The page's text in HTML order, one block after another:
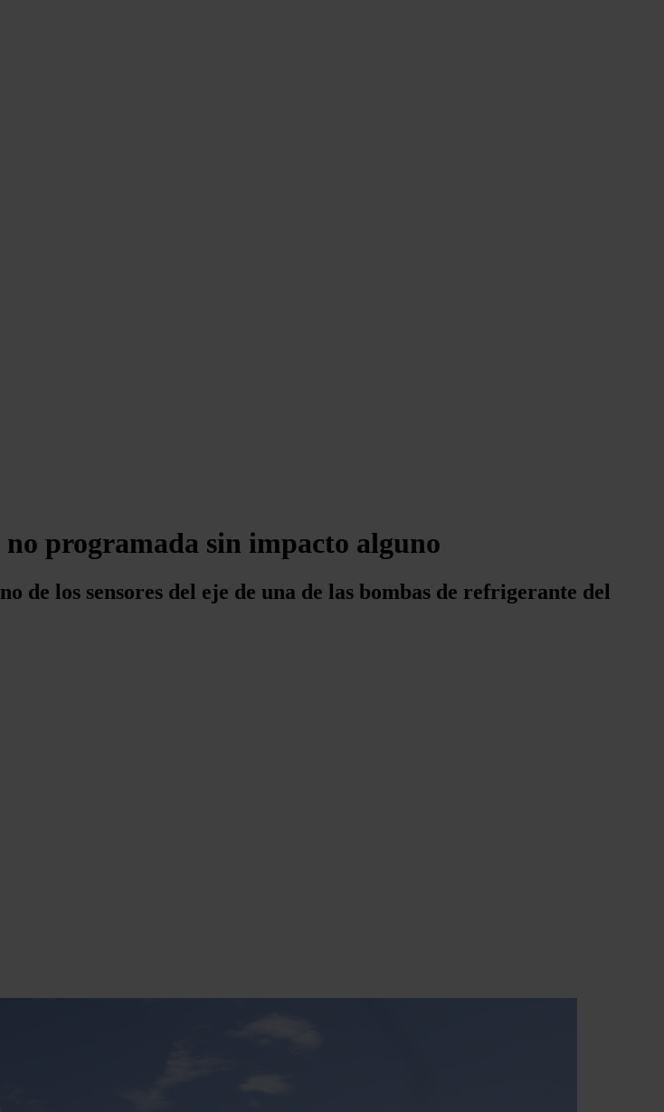
programada sin impacto alguno
de los sensores del eje de una de las bombas de refrigerante del